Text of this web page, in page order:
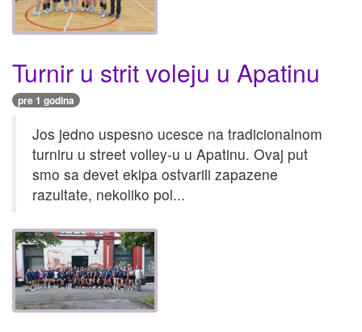
Turnir u strit voleju u Apatinu
pre 1 godina
Jos jedno uspesno ucesce na tradicionalnom
turniru u street volley-u u Apatinu. Ovaj put
smo sa devet ekipa ostvarili zapazene
razultate, nekoliko pol...